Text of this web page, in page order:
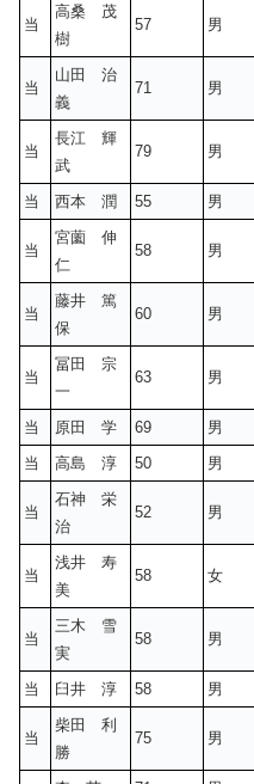
当
高桑 茂
樹
57 男
当
山田 治
義
71 男
当
長江 輝
武
79 男
当 西本 潤 55 男
当
宮薗 伸
仁
58 男
当
藤井 篤
保
60 男
当
冨田 宗
一
63 男
当 原田 学 69 男
当
高島 淳 50 男
当
石神 栄
治
52 男
当
浅井 寿
美
58 女
当
三木 雪
実
58 男
当 臼井 淳 58 男
当
柴田 利
勝
75 男